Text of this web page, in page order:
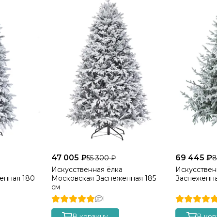
ШАРНИРНОЕ КРЕПЛЕНИЕ ВЕТОК –
ПРОСТО И УДОБНО
Быстрая сборка и разборка:Шарнирная
конструкция позволяет установить елку за
считанные минуты – просто расправьте ветки, и они
надежно зафиксируются в нужном положении.
Компактное хранение:Благодаря шарнирному
механизму ветки легко складываются, уменьшая
объем ели в разобранном виде.
Прочность и долговечность:Ветки изготовлены
из литого материала и крепятся к металлическим
что делает ветви максимально эстетичными.
В отличие от проволочных креплений,
используемых у других производителей, наша
система предотвращает порезы и царапины во
время сборки ели.
180
47 005 ₽55 300 ₽
Искусственная ёлка
Московская Заснеженная 185
см
1
69 445 ₽